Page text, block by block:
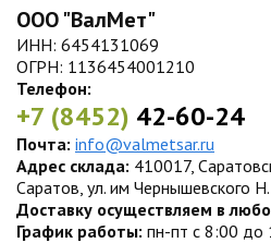
ООО "ВалМет"
ИНН: 6454131069
ОГРН: 1136454001210
Телефон:
+7 (8452) 42-60-24
Почта: info@valmetsar.ru
Адрес склада: 410017,
Саратов, ул. им Чернышевского
Доставку осуществляем в
График работы: пн-пт с 8:00 до